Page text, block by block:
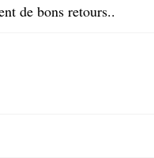
de bons retours..